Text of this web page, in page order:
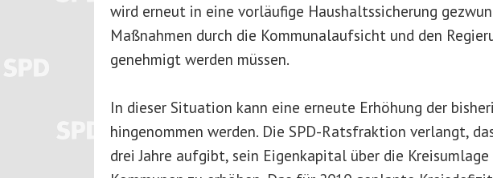
wird erneut in eine vorläufige Haushaltssicherung
Maßnahmen durch die Kommunalaufsicht und den
genehmigt werden müssen.
In dieser Situation kann eine erneute Erhöhung der
hingenommen werden. Die SPD-Ratsfraktion verlangt,
drei Jahre aufgibt, sein Eigenkapital über die